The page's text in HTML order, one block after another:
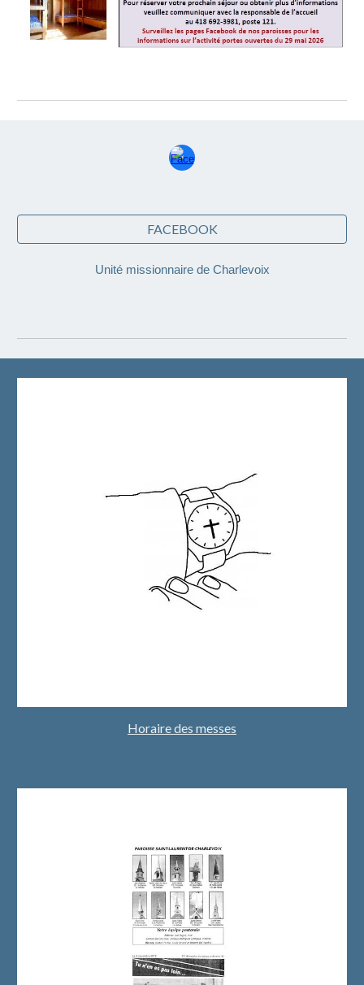
FACEBOOK
Unité missionnaire de Charlevoix
Horaire des messes